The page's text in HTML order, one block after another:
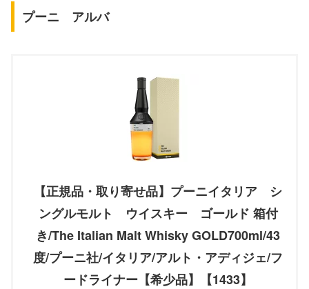
プーニ アルバ
【正規品・取り寄せ品】プーニイタリア シ
ングルモルト ウイスキー ゴールド 箱付
き/The Italian Malt Whisky GOLD700ml/43
度/プーニ社/イタリア/アルト・アディジェ/フ
ードライナー【希少品】【1433】